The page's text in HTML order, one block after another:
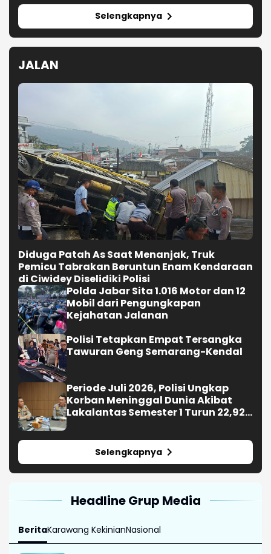
Selengkapnya
JALAN
Diduga Patah As Saat Menanjak, Truk
Pemicu Tabrakan Beruntun Enam Kendaraan
di Ciwidey Diselidiki Polisi
Polda Jabar Sita 1.016 Motor dan 12
Mobil dari Pengungkapan
Kejahatan Jalanan
Polisi Tetapkan Empat Tersangka
Tawuran Geng Semarang-Kendal
Periode Juli 2026, Polisi Ungkap
Korban Meninggal Dunia Akibat
Lakalantas Semester 1 Turun 22,92
Selengkapnya
Headline Grup Media
BeritaKarawang KekinianNasional